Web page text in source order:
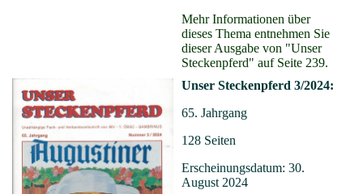
Mehr Informationen über
dieses Thema entnehmen Sie
dieser Ausgabe von "Unser
Steckenpferd" auf Seite 239.
Unser Steckenpferd 3/2024:
65. Jahrgang
128 Seiten
Erscheinungsdatum: 30.
August 2024